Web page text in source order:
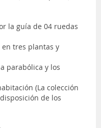
la guía de 04 ruedas
tres plantas y
parabólica y los
(La colección
de los